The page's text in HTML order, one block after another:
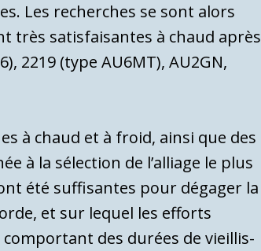
Les recherches se sont alors
très satisfai­santes à chaud après
2219 (type AU6MT), AU2GN,
à chaud et à froid, ainsi que des
à la sélection de l’alliage le plus
été suffisantes pour dégager la
et sur lequel les efforts
comportant des durées de vieillis­